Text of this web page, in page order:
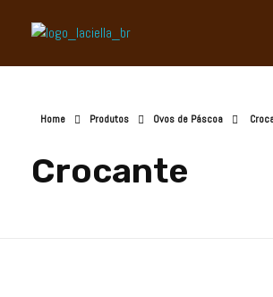
Home Produtos Ovos de Páscoa
Crocante